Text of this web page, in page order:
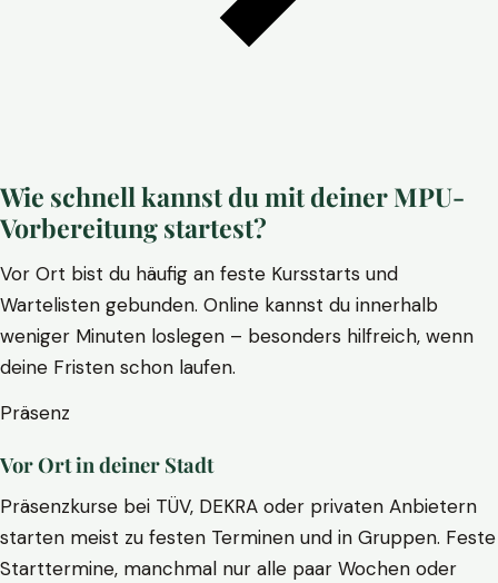
Wie schnell kannst du mit deiner MPU-
Vorbereitung startest?
Vor Ort bist du häufig an feste Kursstarts und
Wartelisten gebunden. Online kannst du innerhalb
weniger Minuten loslegen – besonders hilfreich, wenn
deine Fristen schon laufen.
Präsenz
Vor Ort in deiner Stadt
Präsenzkurse bei TÜV, DEKRA oder privaten Anbietern
starten meist zu festen Terminen und in Gruppen. Feste
Starttermine, manchmal nur alle paar Wochen oder